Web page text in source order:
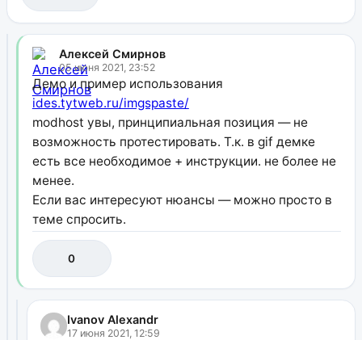
Алексей Смирнов
05 июня 2021, 23:52
Демо и пример использования
ides.tytweb.ru/imgspaste/
modhost увы, принципиальная позиция — не
возможность протестировать. Т.к. в gif демке
есть все необходимое + инструкции. не более не
менее.
Если вас интересуют нюансы — можно просто в
теме спросить.
0
Ivanov Alexandr
17 июня 2021, 12:59